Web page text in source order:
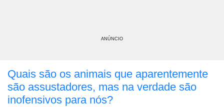
ANÚNCIO
Quais são os animais que aparentemente
são assustadores, mas na verdade são
inofensivos para nós?